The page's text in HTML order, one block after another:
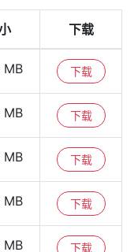
下载
MB 下载
MB 下载
MB 下载
MB 下载
MB 下载